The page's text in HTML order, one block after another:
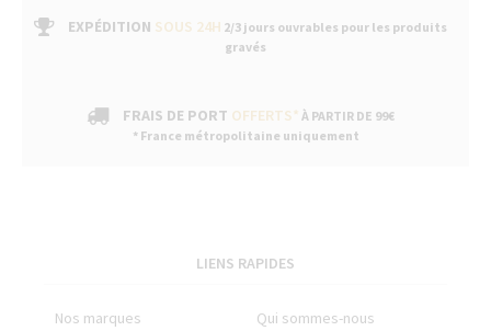
EXPÉDITION SOUS 24H 2/3 jours ouvrables pour les produits
gravés
FRAIS DE PORT OFFERTS* À PARTIR DE 99€
* France métropolitaine uniquement
LIENS RAPIDES
Nos marques
Qui sommes-nous